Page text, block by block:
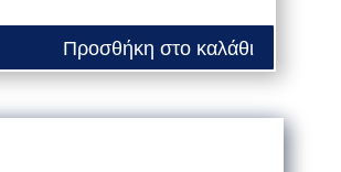
Προσθήκη στο καλάθι